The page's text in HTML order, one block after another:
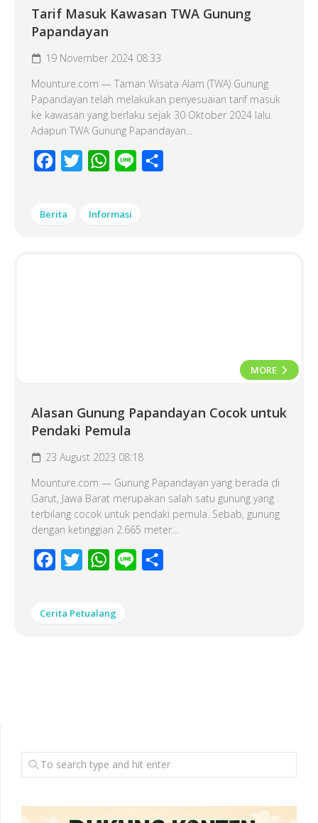
Tarif Masuk Kawasan TWA Gunung
Papandayan
19 November 2024 08:33
Mounture.com — Taman Wisata Alam (TWA) Gunung
Papandayan telah melakukan penyesuaian tarif masuk
ke kawasan yang berlaku sejak 30 Oktober 2024 lalu.
Adapun TWA Gunung Papandayan...
Facebook
Twitter WhatsApp
Line
Berita Informasi
MORE
Alasan Gunung Papandayan Cocok untuk
Pendaki Pemula
23 August 2023 08:18
Mounture.com — Gunung Papandayan yang berada di
Garut, Jawa Barat merupakan salah satu gunung yang
terbilang cocok untuk pendaki pemula. Sebab, gunung
dengan ketinggian 2.665 meter...
Facebook
Twitter WhatsApp
Line
Cerita Petualang